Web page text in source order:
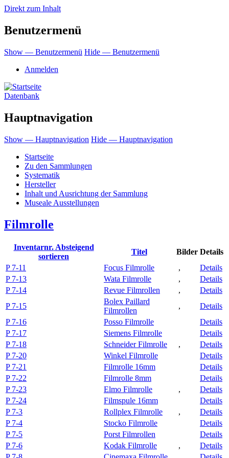
Direkt zum Inhalt
Benutzermenü
Show — Benutzermenü Hide — Benutzermenü
Anmelden
Datenbank
Hauptnavigation
Show — Hauptnavigation Hide — Hauptnavigation
Startseite
Zu den Sammlungen
Systematik
Hersteller
Inhalt und Ausrichtung der Sammlung
Museale Ausstellungen
Filmrolle
Inventarnr. Absteigend
sortieren
Titel Bilder Details
P 7-11
Focus Filmrolle ,
Details
P 7-13
Wata Filmrolle ,
Details
P 7-14
Revue Filmrollen ,
Details
P 7-15
Bolex Paillard
Filmrollen
,
Details
P 7-16
Posso Filmrolle
Details
P 7-17
Siemens Filmrolle
Details
P 7-18
Schneider Filmrolle ,
Details
P 7-20
Winkel Filmrolle
Details
P 7-21
Filmrolle 16mm
Details
P 7-22
Filmrolle 8mm
Details
P 7-23
Elmo Filmrolle ,
Details
P 7-24
Filmspule 16mm
Details
P 7-3
Rollplex Filmrolle ,
Details
P 7-4
Stocko Filmrolle
Details
P 7-5
Porst Filmrollen
Details
P 7-6
Kodak Filmrolle ,
Details